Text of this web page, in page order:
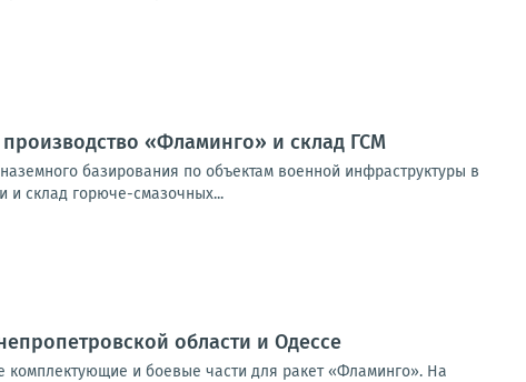
«Фламинго» и склад ГСМ
базирования по объектам военной инфраструктуры в
склад горюче-смазочных...
области и Одессе
и боевые части для ракет «Фламинго». На